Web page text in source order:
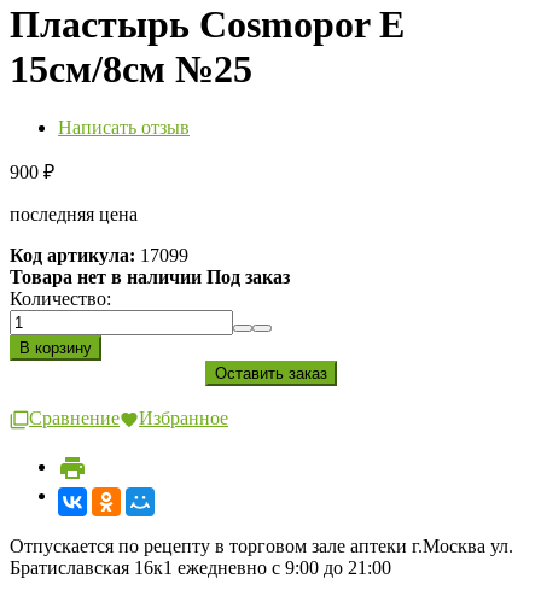
Пластырь Cosmopor E
15см/8см №25
Написать отзыв
900 ₽
последняя цена
Код артикула: 17099
Товара нет в наличии Под заказ
Количество:
Сравнение Избранное
Отпускается по рецепту в торговом зале аптеки г.Москва ул.
Братиславская 16к1 ежедневно с 9:00 до 21:00